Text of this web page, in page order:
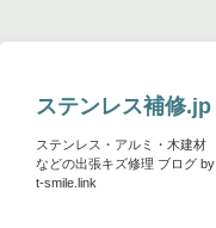
ステンレス補修.jp
ステンレス・アルミ・木建材
などの出張キズ修理 ブログ by
t-smile.link